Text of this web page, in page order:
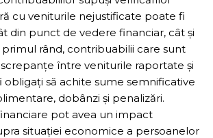
cu veniturile nejustificate poate fi
din punct de vedere financiar, cât și
rând, contribuabilii care sunt
între veniturile raportate și
să achite sume semnificative
dobânzi și penalizări.
pot avea un impact
situației economice a persoanelor